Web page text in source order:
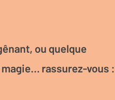
ou quelque
magie… rassurez-vous :